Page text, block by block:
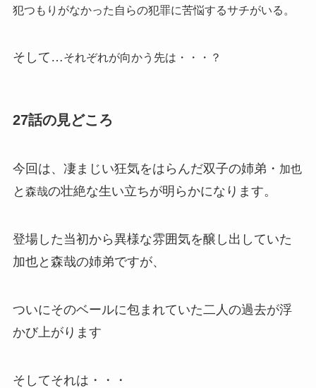
犯つもりがなかった自らの犯罪に苦悩するサチがいる。
そして…それぞれが向かう先は・・・？
27話の見どころ
今回は、凄まじい狂気をはらんだ双子の姉弟・ 加也
と 森哉の壮絶な生い立ちが明らかになります。
登場した当初から異様な雰囲気を醸し出していた
加也と森哉の姉弟ですが、
ついにそのベールに包まれていた二人の過去が浮
かび上がります
そしてそれは・・・